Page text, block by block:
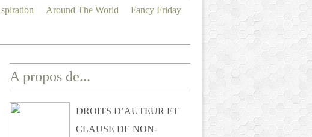
Around The World Fancy Friday
A propos de...
DROITS D’AUTEUR ET
CLAUSE DE NON-